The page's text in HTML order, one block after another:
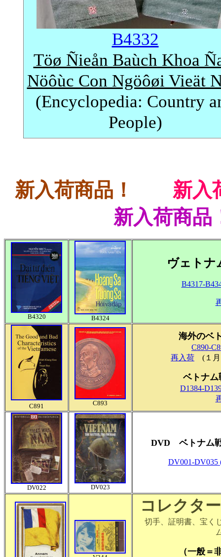
B4332
Töø Ñieån Baùch Khoa
Nöôùc Con Ngöôøi Vieät
(Encyclopedia: Country
People)
新入荷商品！
新入
新入荷商品
B4320 B4324
ヴェトナ
B4317-
C891 C893
海外のベ
C890-
再入荷 (１月
ベトナム
D1384-
DV022 DV023
DVD ベトナム
DV001-DV035
コレクタ
切手、証明書、宝く
（一般＝